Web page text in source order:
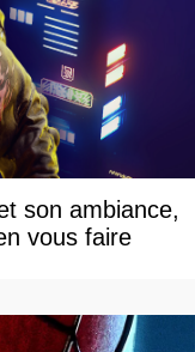
son ambiance,
vous faire